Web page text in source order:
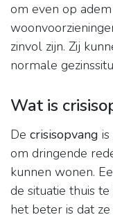
om even op
zinvol zijn. Zij
normale
Wat is
De crisisopvang
om dringende
kunnen wonen.
de situatie thuis
het beter is dat